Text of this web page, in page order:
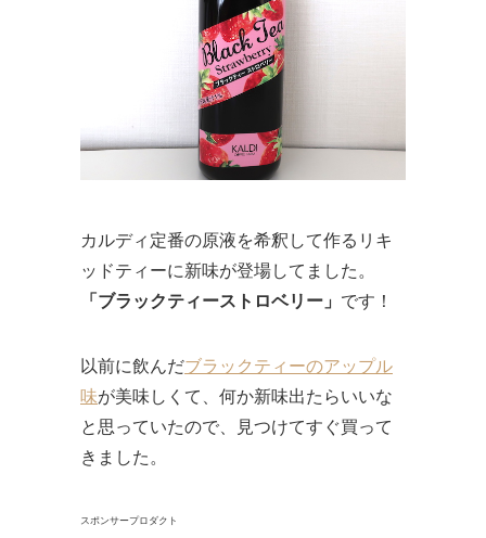
カルディ定番の原液を希釈して作るリキ
ッドティーに新味が登場してました。
「ブラックティーストロベリー」 です！
以前に飲んだブラックティーのアップル
味が美味しくて、何か新味出たらいいな
と思っていたので、見つけてすぐ買って
きました。
スポンサープロダクト